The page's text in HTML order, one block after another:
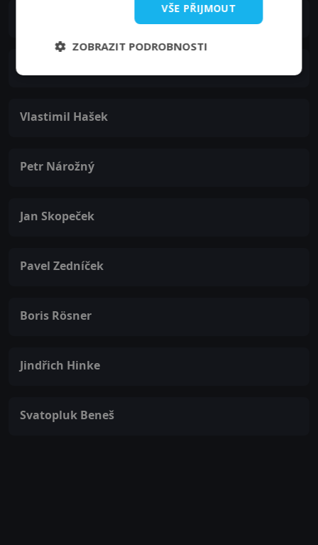
Vlastimil Hašek
Petr Nárožný
Jan Skopeček
Pavel Zedníček
Boris Rösner
Jindřich Hinke
Svatopluk Beneš
VŠE PŘIJMOUT
ZOBRAZIT PODROBNOSTI